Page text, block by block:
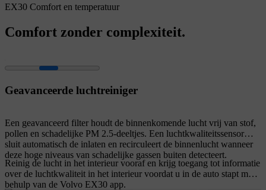
EX30 Comfort en temperatuur
Comfort zonder complexiteit.
Geavanceerde luchtreiniger
Een geavanceerd filter houdt de binnenkomende lucht vrij van stof,
pollen en schadelijke PM 2.5-deeltjes. Een luchtkwaliteitssensor
sluit automatisch de inlaten en recirculeert de binnenlucht wanneer
deze hoge niveaus van schadelijke gassen buiten detecteert.
Reinig de lucht in het interieur vooraf en krijg toegang tot informatie
over de luchtkwaliteit in het interieur voordat u in de auto stapt met
behulp van de Volvo EX30 app.